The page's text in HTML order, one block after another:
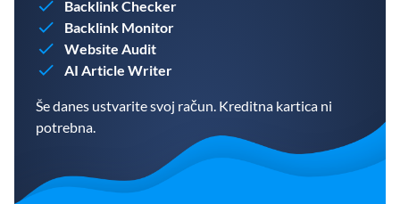
Backlink Checker
Backlink Monitor
Website Audit
AI Article Writer
Še danes ustvarite svoj račun. Kreditna kartica ni
potrebna.